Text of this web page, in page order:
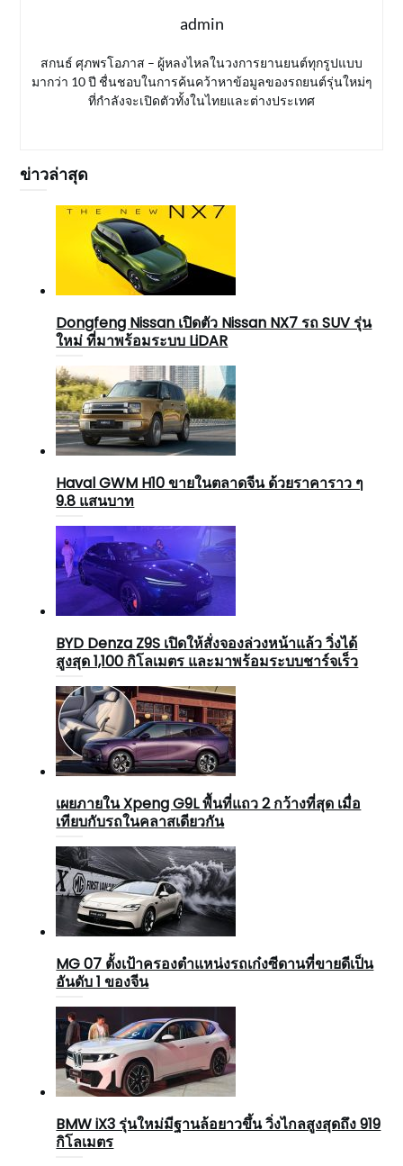
admin
สกนธ์ ศุภพรโอภาส – ผู้หลงไหลในวงการยานยนต์ทุกรูปแบบ
มากว่า 10 ปี ชื่นชอบในการค้นคว้าหาข้อมูลของรถยนต์รุ่นใหม่ๆ
ที่กำลังจะเปิดตัวทั้งในไทยและต่างประเทศ
ข่าวล่าสุด
Dongfeng Nissan เปิดตัว Nissan NX7 รถ SUV รุ่น
ใหม่ ที่มาพร้อมระบบ LiDAR
Haval GWM H10 ขายในตลาดจีน ด้วยราคาราว ๆ
9.8 แสนบาท
BYD Denza Z9S เปิดให้สั่งจองล่วงหน้าแล้ว วิ่งได้
สูงสุด 1,100 กิโลเมตร และมาพร้อมระบบชาร์จเร็ว
เผยภายใน Xpeng G9L พื้นที่แถว 2 กว้างที่สุด เมื่อ
เทียบกับรถในคลาสเดียวกัน
MG 07 ตั้งเป้าครองตำแหน่งรถเก๋งซีดานที่ขายดีเป็น
อันดับ 1 ของจีน
BMW iX3 รุ่นใหม่มีฐานล้อยาวขึ้น วิ่งไกลสูงสุดถึง 919
กิโลเมตร